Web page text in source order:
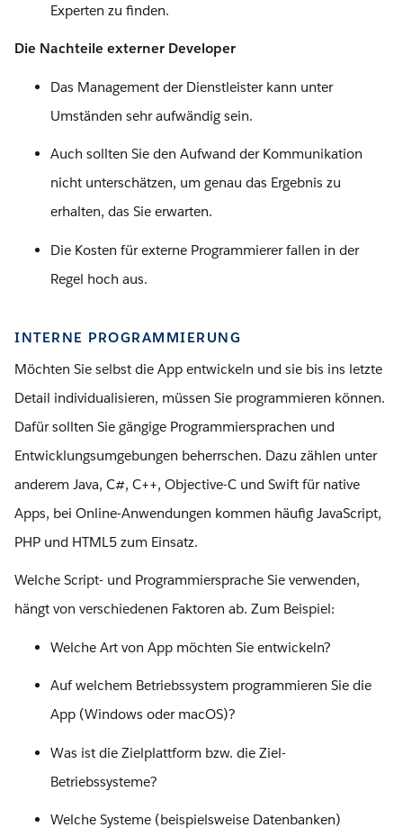
Experten zu finden.
Die Nachteile externer Developer
Das Management der Dienstleister kann unter
Umständen sehr aufwändig sein.
Auch sollten Sie den Aufwand der Kommunikation
nicht unterschätzen, um genau das Ergebnis zu
erhalten, das Sie erwarten.
Die Kosten für externe Programmierer fallen in der
Regel hoch aus.
INTERNE PROGRAMMIERUNG
Möchten Sie selbst die App entwickeln und sie bis ins letzte
Detail individualisieren, müssen Sie programmieren können.
Dafür sollten Sie gängige Programmiersprachen und
Entwicklungsumgebungen beherrschen. Dazu zählen unter
anderem Java, C#, C++, Objective-C und Swift für native
Apps, bei Online-Anwendungen kommen häufig JavaScript,
PHP und HTML5 zum Einsatz.
Welche Script- und Programmiersprache Sie verwenden,
hängt von verschiedenen Faktoren ab. Zum Beispiel:
Welche Art von App möchten Sie entwickeln?
Auf welchem Betriebssystem programmieren Sie die
App (Windows oder macOS)?
Was ist die Zielplattform bzw. die Ziel-
Betriebssysteme?
Welche Systeme (beispielsweise Datenbanken)